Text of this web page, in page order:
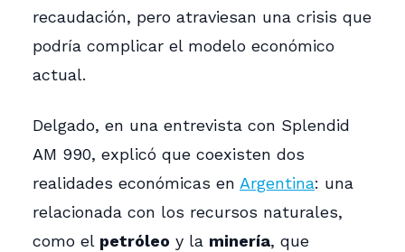
recaudación, pero atraviesan una crisis que
podría complicar el modelo económico
actual.
Delgado, en una entrevista con Splendid
AM 990, explicó que coexisten dos
realidades económicas en Argentina: una
relacionada con los recursos naturales,
como el petróleo y la minería, que